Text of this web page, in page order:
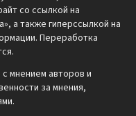
со ссылкой на
а также гиперссылкой на
Переработка
мнением авторов и
за мнения,